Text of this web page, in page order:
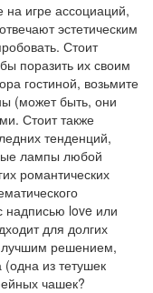
игре ассоциаций,
эстетическим
Стоит
поразить их своим
гостиной, возьмите
(может быть, они
Стоит также
тенденций,
лампы любой
романтических
надписью love или
для долгих
лучшим решением,
из тетушек
чашек?